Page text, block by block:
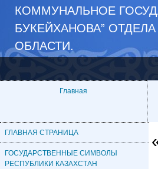
КОММУНАЛЬНОЕ
БУКЕЙХАНОВА”
ОБЛАСТИ.
Главная
ГЛАВНАЯ СТРАНИЦА
ГОСУДАРСТВЕННЫЕ СИМВОЛЫ
РЕСПУБЛИКИ КАЗАХСТАН